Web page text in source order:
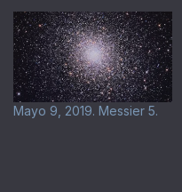
Mayo 9, 2019. Messier 5.